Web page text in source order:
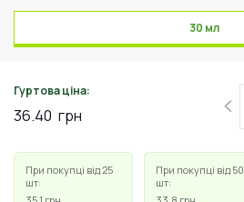
30 мл
Гуртова ціна:
36.40 грн
При покупці від 25
шт:
При покупці від 50
шт: